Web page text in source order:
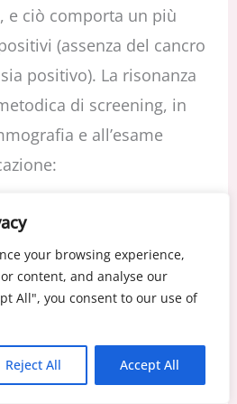
your browsing experience,
content, and analyse our
All", you consent to our use of
Reject All Accept All
e ciò comporta un più
(assenza del cancro
positivo). La risonanza
di screening, in
e all’esame
rischio (per importante
mammario o
di BRCA1 e/o
moderato (storia
in situ, iperplasia